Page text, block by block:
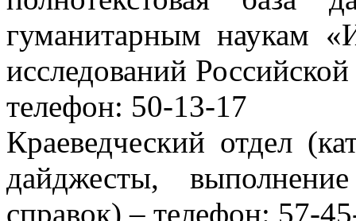
гуманитарным наукам
исследований
телефон: 50-13-17
Краеведческий отдел
дайджесты,
справок) – телефон: 57-